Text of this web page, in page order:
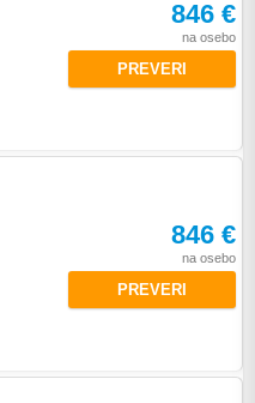
846 €
na osebo
PREVERI
846 €
na osebo
PREVERI